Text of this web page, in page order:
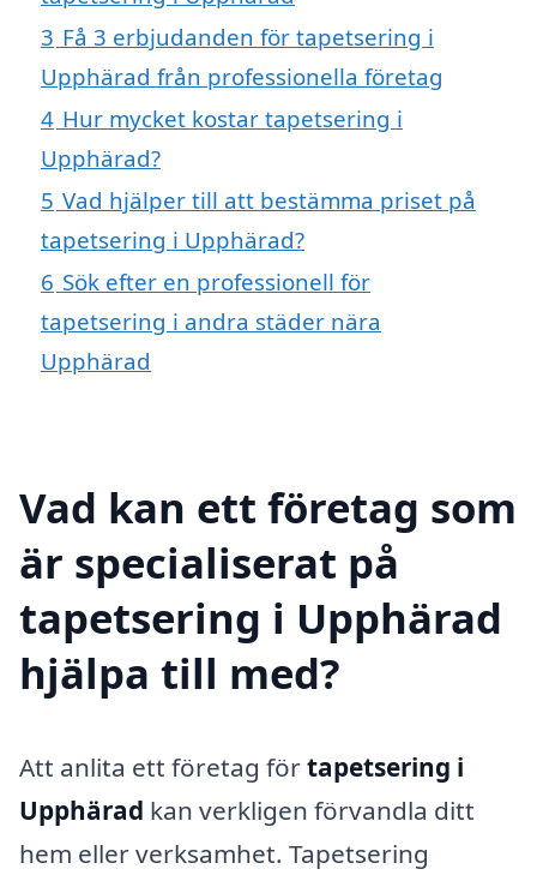
3 Få 3 erbjudanden för tapetsering i
Upphärad från professionella företag
4 Hur mycket kostar tapetsering i
Upphärad?
5 Vad hjälper till att bestämma priset på
tapetsering i Upphärad?
6 Sök efter en professionell för
tapetsering i andra städer nära
Upphärad
Vad kan ett företag som
är specialiserat på
tapetsering i Upphärad
hjälpa till med?
Att anlita ett företag förtapetsering i
Upphärad kan verkligen förvandla ditt
hem eller verksamhet. Tapetsering